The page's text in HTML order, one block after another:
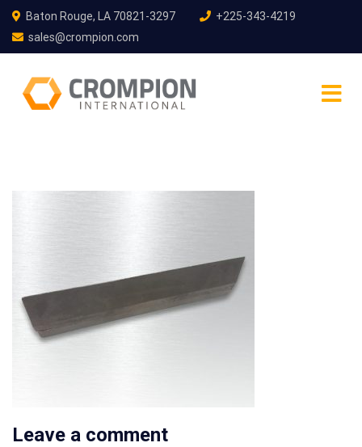
Baton Rouge, LA 70821-3297
+225-343-4219
sales@crompion.com
Leave a comment